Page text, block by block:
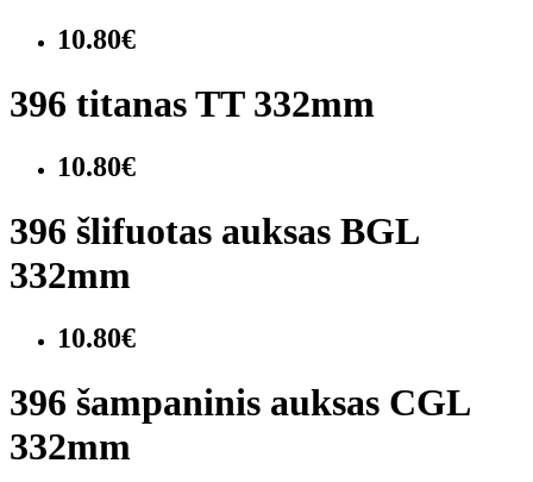
10.80€
396 titanas TT 332mm
10.80€
396 šlifuotas auksas BGL
332mm
10.80€
396 šampaninis auksas CGL
332mm